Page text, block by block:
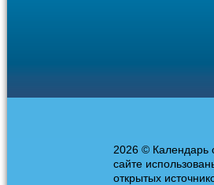
2026 © Календарь
сайте
открытых